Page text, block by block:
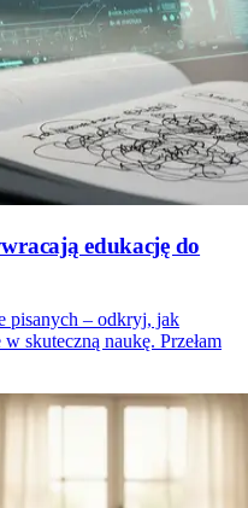
edukację do
pisanych – odkryj, jak
skuteczną naukę. Przełam